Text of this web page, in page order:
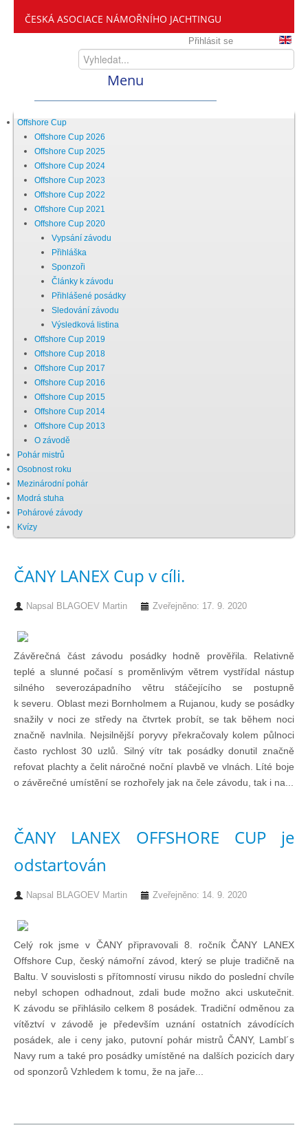
ČESKÁ ASOCIACE NÁMOŘNÍHO JACHTINGU
Přihlásit se
Menu
Home
ČANY
Kdo jsme
Zveme vás mezi nás
Setkání ČANY
Chci se stát členem
Oznámení
Členské příspěvky
Dokumenty ke stažení
Ochrana osobních údajů
Legislativa
Legislativní proces
Lodě - technika (tech. způsobilost)
Lodě - registrace
Rádio (MF, HF, VHF)
Kapitánské zkoušky
Ostatní
Pohár mistrů
Osobnost roku
Mezinárodní pohár
Pohárové závody
Offshore Cup
Offshore Cup 2026
Offshore Cup 2025
Offshore Cup 2024
Offshore Cup 2023
Offshore Cup 2022
Offshore Cup 2021
Offshore Cup 2020
Vypsání závodu
Přihláška
Sponzoři
Články k závodu
Přihlášené posádky
Sledování závodu
Výsledková listina
Offshore Cup 2019
Offshore Cup 2018
Offshore Cup 2017
Offshore Cup 2016
Offshore Cup 2015
Offshore Cup 2014
Offshore Cup 2013
O závodě
Pohár mistrů
Osobnost roku
Mezinárodní pohár
Modrá stuha
Pohárové závody
Kvízy
ČANY LANEX Cup v cíli.
Napsal BLAGOEV Martin Zveřejněno: 17. 9. 2020
Závěrečná část závodu posádky hodně prověřila. Relativně
teplé a slunné počasí s proměnlivým větrem vystřídal nástup
silného severozápadního větru stáčejícího se postupně
k severu. Oblast mezi Bornholmem a Rujanou, kudy se posádky
snažily v noci ze středy na čtvrtek probít, se tak během noci
značně navlnila. Nejsilnější poryvy překračovaly kolem půlnoci
často rychlost 30 uzlů. Silný vítr tak posádky donutil značně
refovat plachty a čelit náročné noční plavbě ve vlnách. Líté boje
o závěrečné umístění se rozhořely jak na čele závodu, tak i na...
ČANY LANEX OFFSHORE CUP je
odstartován
Napsal BLAGOEV Martin Zveřejněno: 14. 9. 2020
Celý rok jsme v ČANY připravovali 8. ročník ČANY LANEX
Offshore Cup, český námořní závod, který se pluje tradičně na
Baltu. V souvislosti s přítomností virusu nikdo do poslední chvíle
nebyl schopen odhadnout, zdali bude možno akci uskutečnit.
K závodu se přihlásilo celkem 8 posádek. Tradiční odměnou za
vítěztví v závodě je především uznání ostatních závodících
posádek, ale i ceny jako, putovní pohár mistrů ČANY, Lambl´s
Navy rum a také pro posádky umístěné na dalších pozicích dary
od sponzorů Vzhledem k tomu, že na jaře...